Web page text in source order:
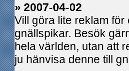
» 2007-04-02
Vill göra lite reklam
gnällspikar. Besök
hela världen, utan att
ju hänvisa denne till